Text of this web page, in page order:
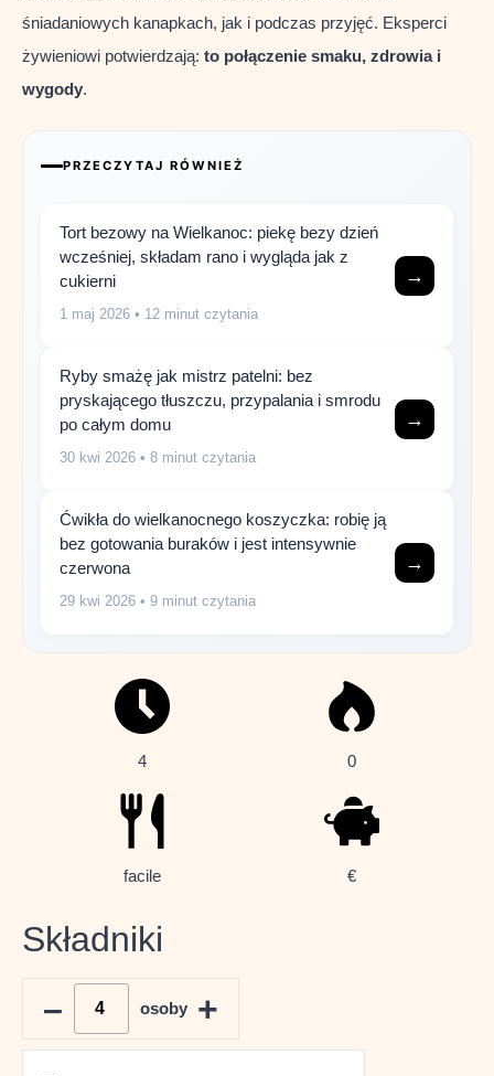
śniadaniowych kanapkach, jak i podczas przyjęć. Eksperci
żywieniowi potwierdzają: to połączenie smaku, zdrowia i
wygody.
PRZECZYTAJ RÓWNIEŻ
Tort bezowy na Wielkanoc: piekę bezy dzień
wcześniej, składam rano i wygląda jak z
cukierni
1 maj 2026 • 12 minut czytania
→
Ryby smażę jak mistrz patelni: bez
pryskającego tłuszczu, przypalania i smrodu
po całym domu
30 kwi 2026 • 8 minut czytania
→
Ćwikła do wielkanocnego koszyczka: robię ją
bez gotowania buraków i jest intensywnie
czerwona
29 kwi 2026 • 9 minut czytania
→
4 0
facile €
Składniki
–
osoby +